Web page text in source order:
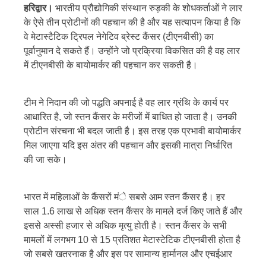
हरिद्वार। भारतीय प्रौद्योगिकी संस्थान रुड़की के शोधकर्ताओं ने लार
के ऐसे तीन प्रोटीनों की पहचान की है और यह सत्यापन किया है कि
वे मेटास्टैटिक ट्रिपल नेगेटिव ब्रेस्ट कैंसर (टीएनबीसी) का
पूर्वानुमान दे सकते हैं। उन्होंने जो प्रक्रिया विकसित की है वह लार
में टीएनबीसी के बायोमार्कर की पहचान कर सकती है।
टीम ने निदान की जो पद्धति अपनाई है वह लार ग्रंथि के कार्य पर
आधारित है, जो स्तन कैंसर के मरीजों में बाधित हो जाता है। उनकी
प्रोटीन संरचना भी बदल जाती है। इस तरह एक प्रभावी बायोमार्कर
मिल जाएगा यदि इस अंतर की पहचान और इसकी मात्रा निर्धारित
की जा सके।
भारत में महिलाओं के कैंसरों मंे सबसे आम स्तन कैंसर है। हर
साल 1.6 लाख से अधिक स्तन कैंसर के मामले दर्ज किए जाते हैं और
इससे अस्सी हजार से अधिक मृत्यु होती है। स्तन कैंसर के सभी
मामलों में लगभग 10 से 15 प्रतिशत मेटास्टेटिक टीएनबीसी होता है
जो सबसे खतरनाक है और इस पर सामान्य हार्मानल और एचईआर